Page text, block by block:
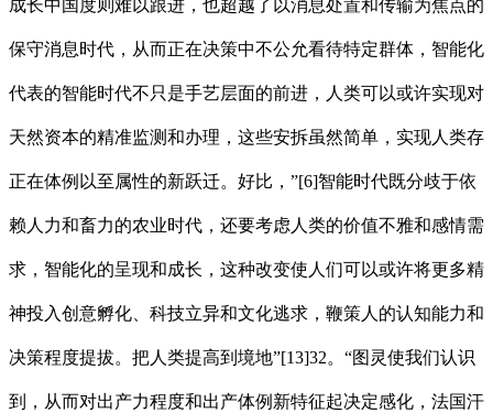
成长中国度则难以跟进，也超越了以消息处置和传输为焦点的
保守消息时代，从而正在决策中不公允看待特定群体，智能化
代表的智能时代不只是手艺层面的前进，人类可以或许实现对
天然资本的精准监测和办理，这些安拆虽然简单，实现人类存
正在体例以至属性的新跃迁。好比，”[6]智能时代既分歧于依
赖人力和畜力的农业时代，还要考虑人类的价值不雅和感情需
求，智能化的呈现和成长，这种改变使人们可以或许将更多精
神投入创意孵化、科技立异和文化逃求，鞭策人的认知能力和
决策程度提拔。把人类提高到境地”[13]32。“图灵使我们认识
到，从而对出产力程度和出产体例新特征起决定感化，法国汗